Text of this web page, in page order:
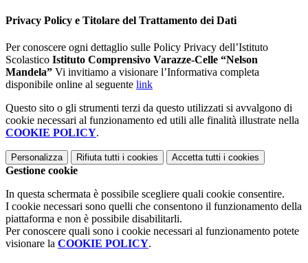
Privacy Policy e Titolare del Trattamento dei Dati
Per conoscere ogni dettaglio sulle Policy Privacy dell’Istituto
Scolastico Istituto Comprensivo Varazze-Celle “Nelson
Mandela” Vi invitiamo a visionare l’Informativa completa
disponibile online al seguente link
Questo sito o gli strumenti terzi da questo utilizzati si avvalgono di
cookie necessari al funzionamento ed utili alle finalità illustrate nella
COOKIE POLICY.
Personalizza Rifiuta tutti i cookies Accetta tutti i cookies
Gestione cookie
In questa schermata è possibile scegliere quali cookie consentire.
I cookie necessari sono quelli che consentono il funzionamento della
piattaforma e non è possibile disabilitarli.
Per conoscere quali sono i cookie necessari al funzionamento potete
visionare la COOKIE POLICY.